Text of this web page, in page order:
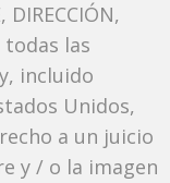
todas las
incluido
Unidos,
a un juicio
y / o la imagen